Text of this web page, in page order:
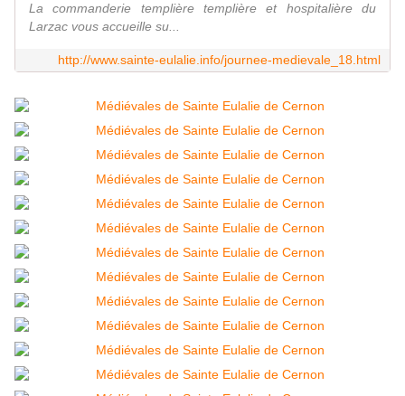
La commanderie templière templière et hospitalière du
Larzac vous accueille su...
http://www.sainte-eulalie.info/journee-medievale_18.html